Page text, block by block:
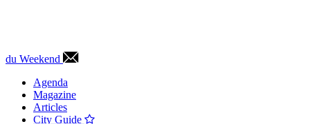
du Weekend
Agenda
Magazine
Articles
City Guide